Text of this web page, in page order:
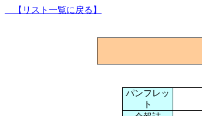
【リスト一覧に戻る】
パンフレッ
ト